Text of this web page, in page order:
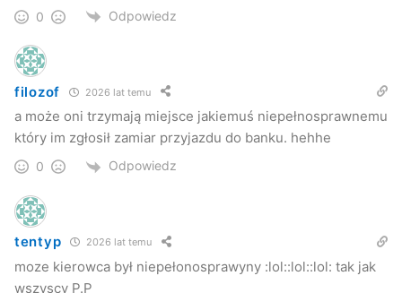
0 Odpowiedz
filozof 2026 lat temu
a może oni trzymają miejsce jakiemuś niepełnosprawnemu
który im zgłosił zamiar przyjazdu do banku. hehhe
0 Odpowiedz
tentyp 2026 lat temu
moze kierowca był niepełonosprawyny :lol::lol::lol: tak jak
wszyscy P.P